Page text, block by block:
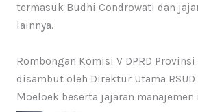
termasuk Budhi Condrowati dan
lainnya.
Rombongan Komisi V DPRD
disambut oleh Direktur Utama RSUD
Moeloek beserta jajaran